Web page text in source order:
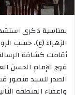
بمناسبة ذكرى
الزهراء (ع)، حسب
أقامت كشافة
فوج الإمام الحسن
الصدر للسيد منصور
واعضاء المنطقة